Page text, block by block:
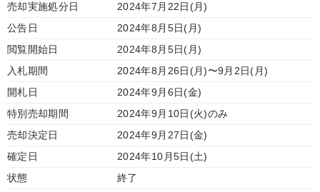
売却実施処分日
2024年7月22日(月)
公告日
2024年8月5日(月)
閲覧開始日
2024年8月5日(月)
入札期間
2024年8月26日(月)〜9月2日(月)
開札日
2024年9月6日(金)
特別売却期間
2024年9月10日(火)のみ
売却決定日
2024年9月27日(金)
確定日
2024年10月5日(土)
状態
終了